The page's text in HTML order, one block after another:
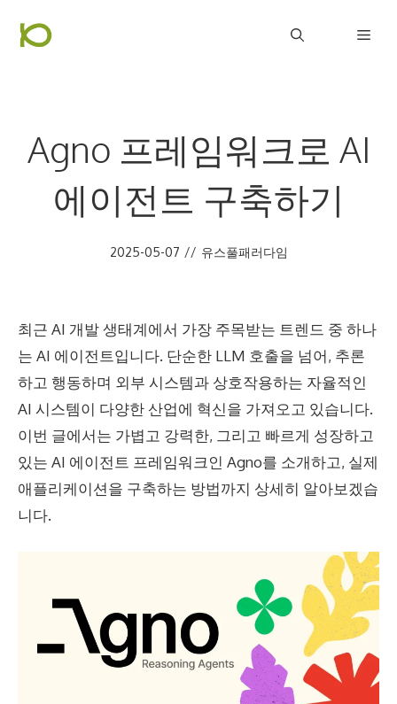
Agno 프레임워크로 AI
에이전트 구축하기
2025-05-07 // 유스풀패러다임
최근 AI 개발 생태계에서 가장 주목받는 트렌드 중 하나
는 AI 에이전트입니다. 단순한 LLM 호출을 넘어, 추론
하고 행동하며 외부 시스템과 상호작용하는 자율적인
AI 시스템이 다양한 산업에 혁신을 가져오고 있습니다.
이번 글에서는 가볍고 강력한, 그리고 빠르게 성장하고
있는 AI 에이전트 프레임워크인 Agno를 소개하고, 실제
애플리케이션을 구축하는 방법까지 상세히 알아보겠습
니다.